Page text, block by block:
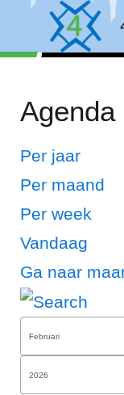
Agenda
Per jaar
Per maand
Per week
Vandaag
Ga naar